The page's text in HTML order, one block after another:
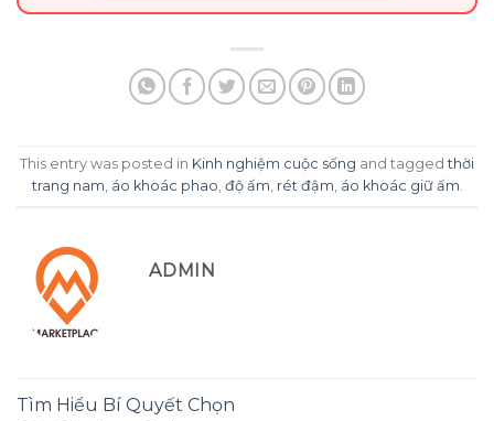
This entry was posted in Kinh nghiệm cuộc sống and taggedthời
trang nam, áo khoác phao, độ ấm, rét đậm, áo khoác giữ ấm.
ADMIN
Tìm Hiểu Bí Quyết Chọn